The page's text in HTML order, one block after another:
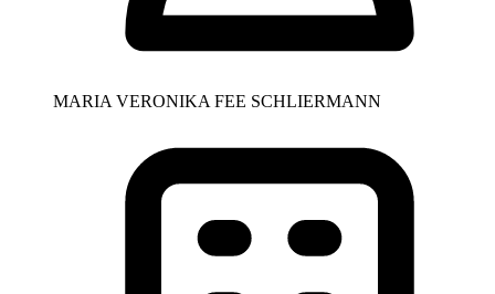
MARIA VERONIKA FEE SCHLIERMANN